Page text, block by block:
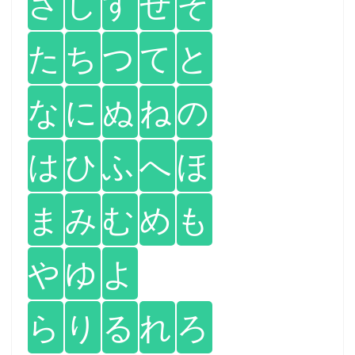
た ち つ て と
な に ぬ ねの
は ひふへほ
ま み むめ も
や ゆ よ
ら り る れ ろ